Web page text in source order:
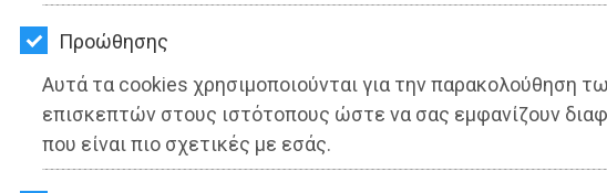
Προώθησης
Αυτά τα cookies χρησιμοποιούνται για την παρακολούθηση
επισκεπτών στους ιστότοπους ώστε να σας εμφανίζουν
που είναι πιο σχετικές με εσάς.